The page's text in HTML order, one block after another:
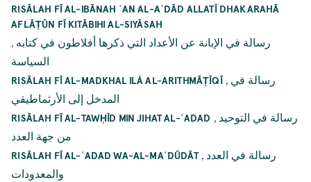
RISĀLAH FĪ AL-IBĀNAH ʿAN AL-AʿDĀD ALLATĪ DHAKARAHĀ
AFLĀṬŪN FĪ KITĀBIHI AL-SIYĀSAH
, رسالة في الإبانة عن الأعداد التي ذكرها أفلاطون في كتابه
السياسة
RISĀLAH FĪ AL-MADKHAL ILÁ AL-ARITHMĀṬĪQĪ, رسالة في
المدخل إلى الأرثماطيقي
RISĀLAH FĪ AL-TAWḤĪD MIN JIHAT AL-ʿADAD , رسالة في التوحيد
من جهة العدد
RISĀLAH FĪ AL-ʿADAD WA-AL-MAʿDŪDĀT, رسالة في العدد
والمعدودات